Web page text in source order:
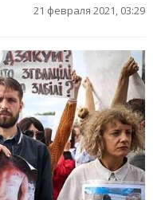
21 февраля 2021, 03:29